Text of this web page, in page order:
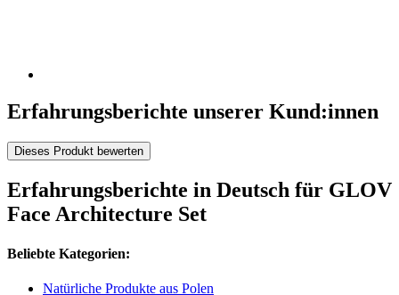
Erfahrungsberichte unserer Kund:innen
Dieses Produkt bewerten
Erfahrungsberichte in Deutsch für GLOV
Face Architecture Set
Beliebte Kategorien:
Natürliche Produkte aus Polen